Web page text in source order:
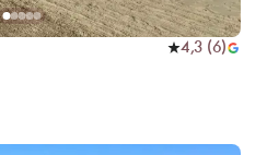
4,3 (6)